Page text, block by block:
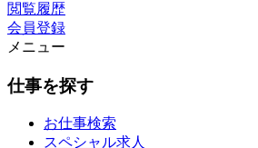
閲覧履歴
会員登録
メニュー
仕事を探す
お仕事検索
スペシャル求人